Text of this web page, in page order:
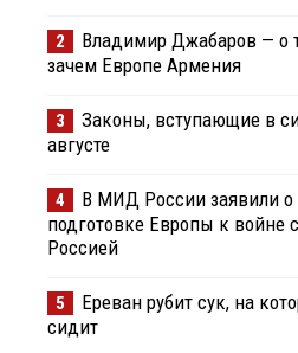
2
Владимир Джабаров — о
зачем Европе Армения
3
Законы, вступающие в
августе
4
В МИД России заявили о
подготовке Европы к войне с
Россией
5
Ереван рубит сук, на
сидит